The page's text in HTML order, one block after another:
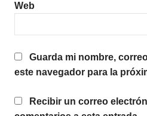
Web
Guarda mi nombre,
este navegador para la
Recibir un correo